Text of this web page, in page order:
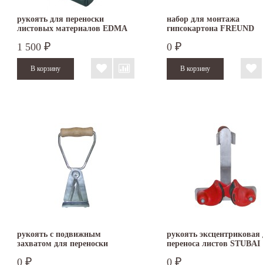
рукоять для переноски
листовых материалов EDMA
1 500 ₽
набор для монтажа
гипсокартона FREUND
0 ₽
рукоять с подвижным
захватом для переноски
0 ₽
рукоять эксцентриковая
переноса листов STUBAI
0 ₽